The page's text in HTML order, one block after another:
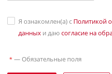
Я ознакомлен(а) с Политикой
данных и даю согласие на
* — Обязательные поля